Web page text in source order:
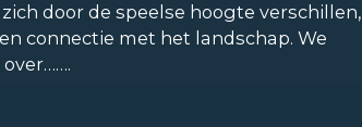
door de speelse hoogte verschillen,
connectie met het landschap. We